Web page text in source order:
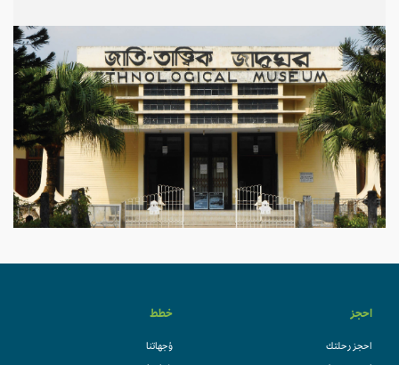
احجز
احجز رحلتك
خطط
وُجهاتنا